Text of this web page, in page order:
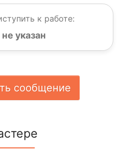
к работе:
указан
сообщение